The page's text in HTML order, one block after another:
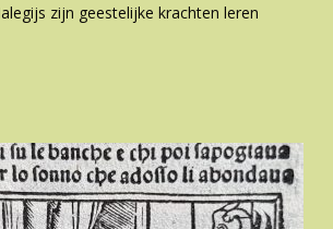
zijn geestelijke krachten leren